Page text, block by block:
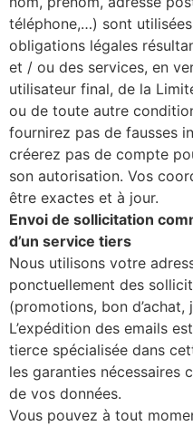
téléphone,…) sont
obligations légales
et / ou des services, en
utilisateur final, de la
ou de toute autre
fournirez pas de fausses
créerez pas de compte
son autorisation. Vos
être exactes et à jour.
Envoi de sollicitation
d’un service tiers
Nous utilisons votre
ponctuellement des
(promotions, bon
L’expédition des emails
tierce spécialisée dans
les garanties nécessaires
de vos données.
Vous pouvez à tout